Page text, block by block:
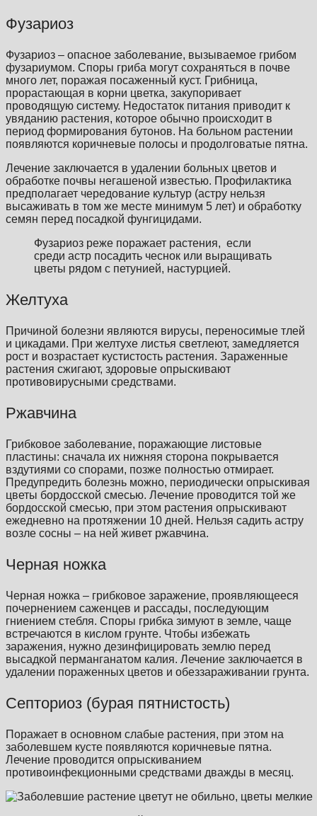
Фузариоз
Фузариоз – опасное заболевание, вызываемое грибом
фузариумом. Споры гриба могут сохраняться в почве
много лет, поражая посаженный куст. Грибница,
прорастающая в корни цветка, закупоривает
проводящую систему. Недостаток питания приводит к
увяданию растения, которое обычно происходит в
период формирования бутонов. На больном растении
появляются коричневые полосы и продолговатые пятна.
Лечение заключается в удалении больных цветов и
обработке почвы негашеной известью. Профилактика
предполагает чередование культур (астру нельзя
высаживать в том же месте минимум 5 лет) и обработку
семян перед посадкой фунгицидами.
Фузариоз реже поражает растения, если
среди астр посадить чеснок или выращивать
цветы рядом с петунией, настурцией.
Желтуха
Причиной болезни являются вирусы, переносимые тлей
и цикадами. При желтухе листья светлеют, замедляется
рост и возрастает кустистость растения. Зараженные
растения сжигают, здоровые опрыскивают
противовирусными средствами.
Ржавчина
Грибковое заболевание, поражающие листовые
пластины: сначала их нижняя сторона покрывается
вздутиями со спорами, позже полностью отмирает.
Предупредить болезнь можно, периодически опрыскивая
цветы бордосской смесью. Лечение проводится той же
бордосской смесью, при этом растения опрыскивают
ежедневно на протяжении 10 дней. Нельзя садить астру
возле сосны – на ней живет ржавчина.
Черная ножка
Черная ножка – грибковое заражение, проявляющееся
почернением саженцев и рассады, последующим
гниением стебля. Споры грибка зимуют в земле, чаще
встречаются в кислом грунте. Чтобы избежать
заражения, нужно дезинфицировать землю перед
высадкой перманганатом калия. Лечение заключается в
удалении пораженных цветов и обеззараживании грунта.
Септориоз (бурая пятнистость)
Поражает в основном слабые растения, при этом на
заболевшем кусте появляются коричневые пятна.
Лечение проводится опрыскиванием
противоинфекционными средствами дважды в месяц.